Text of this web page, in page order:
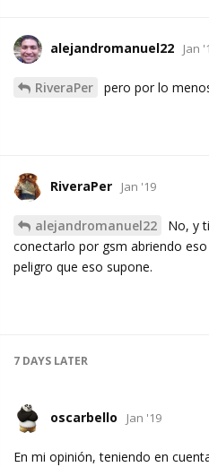
alejandromanuel22 Jan
RiveraPer pero por lo
RiveraPer Jan '19
alejandromanuel22
No, y
conectarlo por gsm abriendo
peligro que eso supone.
7 DAYS LATER
oscarbello Jan '19
En mi opinión, teniendo en